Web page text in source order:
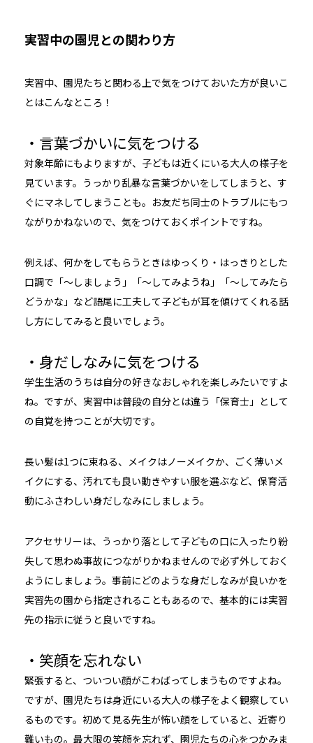
実習中の園児との関わり方
実習中、園児たちと関わる上で気をつけておいた方が良いこ
とはこんなところ！
・言葉づかいに気をつける
対象年齢にもよりますが、子どもは近くにいる大人の様子を
見ています。うっかり乱暴な言葉づかいをしてしまうと、す
ぐにマネしてしまうことも。お友だち同士のトラブルにもつ
ながりかねないので、気をつけておくポイントですね。
例えば、何かをしてもらうときはゆっくり・はっきりとした
口調で「〜しましょう」「〜してみようね」「〜してみたら
どうかな」など語尾に工夫して子どもが耳を傾けてくれる話
し方にしてみると良いでしょう。
・身だしなみに気をつける
学生生活のうちは自分の好きなおしゃれを楽しみたいですよ
ね。ですが、実習中は普段の自分とは違う「保育士」として
の自覚を持つことが大切です。
長い髪は1つに束ねる、メイクはノーメイクか、ごく薄いメ
イクにする、汚れても良い動きやすい服を選ぶなど、保育活
動にふさわしい身だしなみにしましょう。
アクセサリーは、うっかり落として子どもの口に入ったり紛
失して思わぬ事故につながりかねませんので必ず外しておく
ようにしましょう。事前にどのような身だしなみが良いかを
実習先の園から指定されることもあるので、基本的には実習
先の指示に従うと良いですね。
・笑顔を忘れない
緊張すると、ついつい顔がこわばってしまうものですよね。
ですが、園児たちは身近にいる大人の様子をよく観察してい
るものです。初めて見る先生が怖い顔をしていると、近寄り
難いもの。最大限の笑顔を忘れず、園児たちの心をつかみま